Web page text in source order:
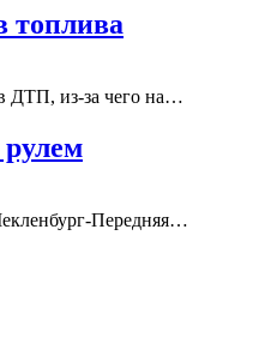
топлива
ДТП, из-за чего на…
Передняя…